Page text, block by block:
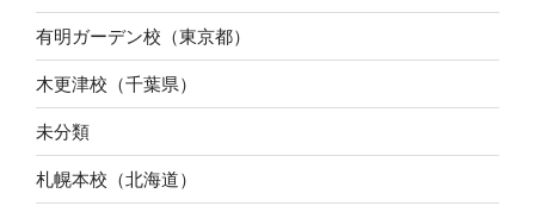
有明ガーデン校（東京都）
木更津校（千葉県）
未分類
札幌本校（北海道）